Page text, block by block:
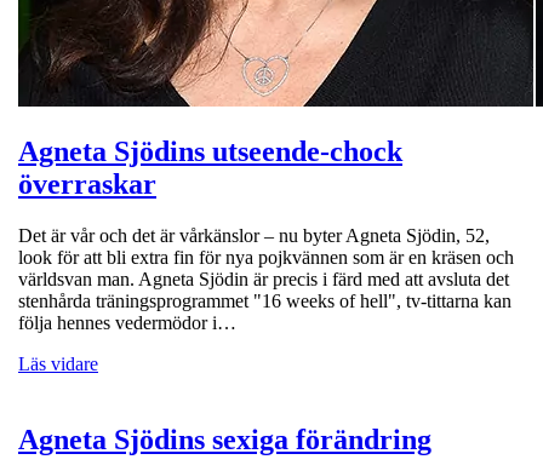
Agneta Sjödins utseende-chock
överraskar
Det är vår och det är vårkänslor – nu byter Agneta Sjödin, 52,
look för att bli extra fin för nya pojkvännen som är en kräsen och
världsvan man. Agneta Sjödin är precis i färd med att avsluta det
stenhårda träningsprogrammet "16 weeks of hell", tv-tittarna kan
följa hennes vedermödor i…
Läs vidare
Agneta Sjödins sexiga förändring